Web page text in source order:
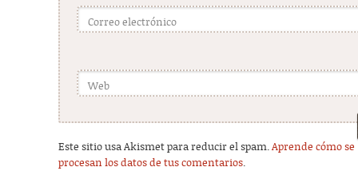
Correo electrónico
Web
Este sitio usa Akismet para reducir el spam.Aprende cómo se
procesan los datos de tus comentarios.